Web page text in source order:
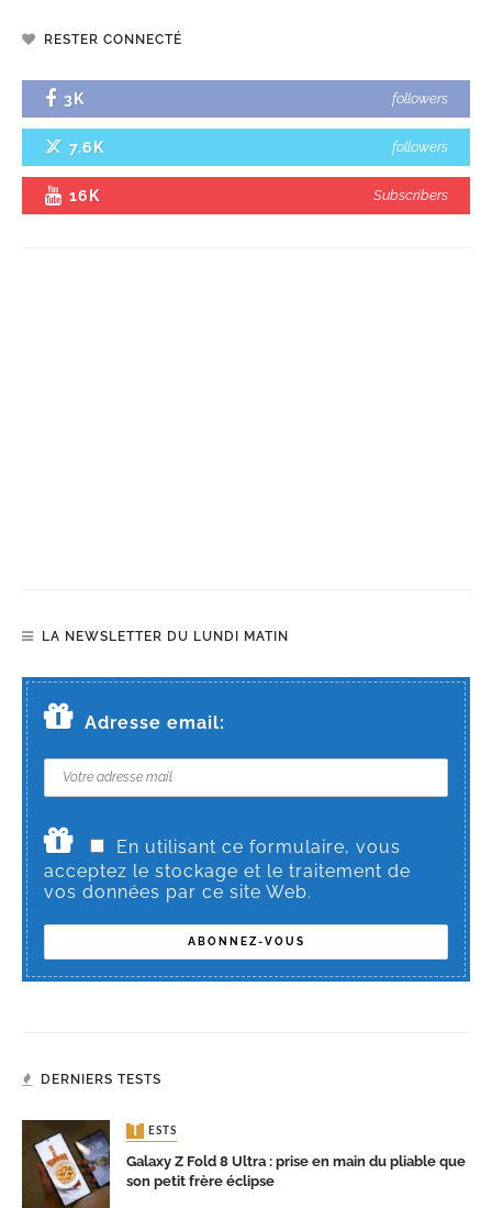
RESTER CONNECTÉ
3K followers
7.6K followers
16K Subscribers
LA NEWSLETTER DU LUNDI MATIN
Adresse email:
En utilisant ce formulaire, vous
acceptez le stockage et le traitement de
vos données par ce site Web.
DERNIERS TESTS
TESTS
Galaxy Z Fold 8 Ultra : prise en main du pliable que
son petit frère éclipse